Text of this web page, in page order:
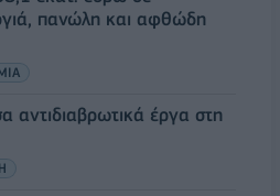
πανώλη και αφθώδη
αντιδιαβρωτικά έργα στη